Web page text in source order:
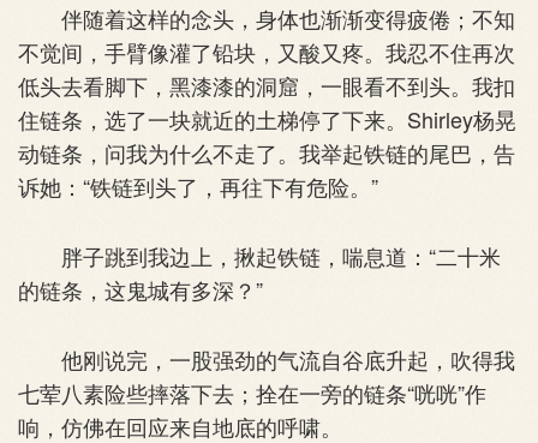
伴随着这样的念头，身体也渐渐变得疲倦；不知
不觉间，手臂像灌了铅块，又酸又疼。我忍不住再次
低头去看脚下，黑漆漆的洞窟，一眼看不到头。我扣
住链条，选了一块就近的土梯停了下来。Shirley杨晃
动链条，问我为什么不走了。我举起铁链的尾巴，告
诉她：“铁链到头了，再往下有危险。”
胖子跳到我边上，揪起铁链，喘息道：“二十米
的链条，这鬼城有多深？”
他刚说完，一股强劲的气流自谷底升起，吹得我
七荤八素险些摔落下去；拴在一旁的链条“咣咣”作
响，仿佛在回应来自地底的呼啸。